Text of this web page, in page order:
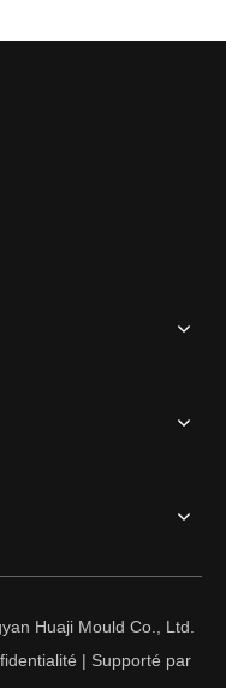
Huaji Mould Co., Ltd.
| Supporté par